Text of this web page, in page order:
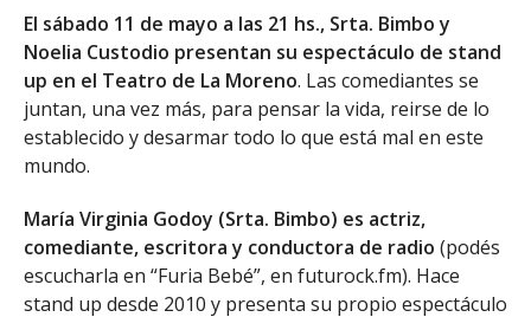
El sábado 11 de mayo a las 21 hs., Srta. Bimbo y
Noelia Custodio presentan su espectáculo de stand
up en el Teatro de La Moreno. Las comediantes se
juntan, una vez más, para pensar la vida, reirse de lo
establecido y desarmar todo lo que está mal en este
mundo.
María Virginia Godoy (Srta. Bimbo) es actriz,
comediante, escritora y conductora de radio (podés
escucharla en “Furia Bebé”, en futurock.fm). Hace
stand up desde 2010 y presenta su propio espectáculo